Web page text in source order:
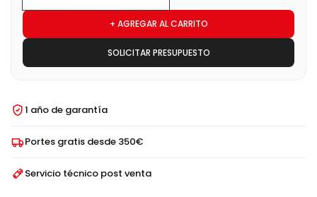
+ AGREGAR AL CARRITO
SOLICITAR PRESUPUESTO
1 año de garantía
Portes gratis desde 350€
Servicio técnico post venta